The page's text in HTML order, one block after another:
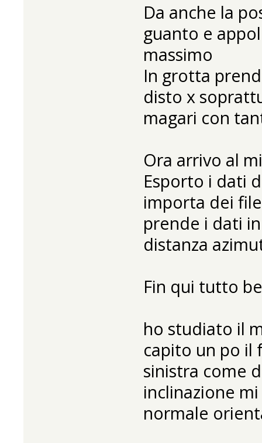
Da anche la
guanto e
massimo
In grotta
disto x
magari con
Ora arrivo al
Esporto i dati
importa dei
prende i dati
distanza
Fin qui tutto
ho studiato il
capito un po il
sinistra come
inclinazione
normale